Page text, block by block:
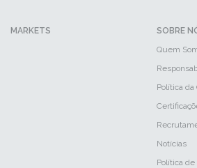
MARKETS
SOBRE
Quem
Política
Notícias
Política